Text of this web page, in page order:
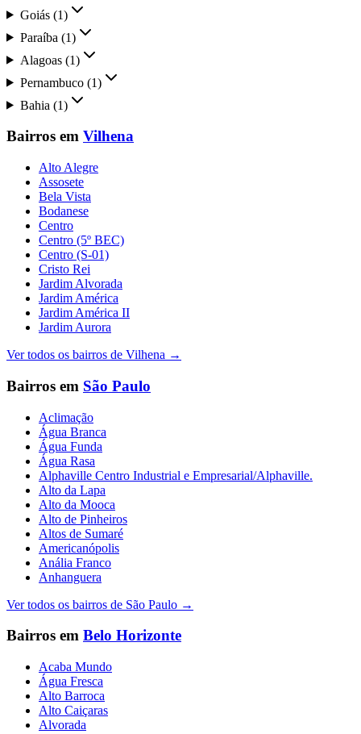
Goiás (1)
Paraíba (1)
Alagoas (1)
Pernambuco (1)
Bahia (1)
Bairros em Vilhena
Alto Alegre
Assosete
Bela Vista
Bodanese
Centro
Centro (5º BEC)
Centro (S-01)
Cristo Rei
Jardim Alvorada
Jardim América
Jardim América II
Jardim Aurora
Ver todos os bairros de Vilhena →
Bairros em São Paulo
Aclimação
Água Branca
Água Funda
Água Rasa
Alphaville Centro Industrial e Empresarial/Alphaville.
Alto da Lapa
Alto da Mooca
Alto de Pinheiros
Altos de Sumaré
Americanópolis
Anália Franco
Anhanguera
Ver todos os bairros de São Paulo →
Bairros em Belo Horizonte
Acaba Mundo
Água Fresca
Alto Barroca
Alto Caiçaras
Alvorada